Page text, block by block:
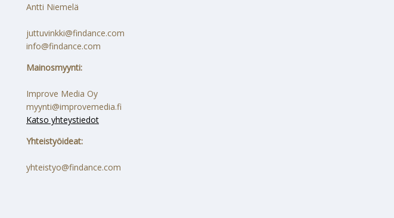
Antti Niemelä
juttuvinkki@findance.com
info@findance.com
Mainosmyynti:
Improve Media Oy
myynti@improvemedia.fi
Katso yhteystiedot
Yhteistyöideat:
yhteistyo@findance.com